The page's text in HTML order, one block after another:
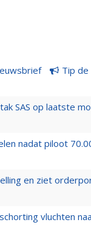
Tip
SAS op laatste
nadat piloot
en ziet
vluchten